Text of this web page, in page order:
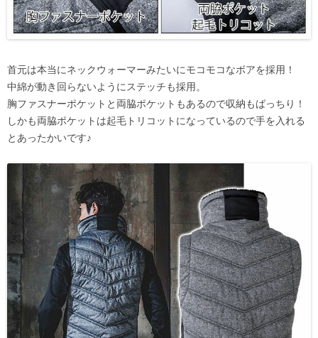
首元は本当にネックウォーマーみたいにモコモコなボアを採用！
中綿が動き回らないようにステッチも採用。
胸ファスナーポケットと両脇ポケットもあるので収納もばっちり！
しかも両脇ポケットは起毛トリコットになっているので手を入れる
とあったかいです♪